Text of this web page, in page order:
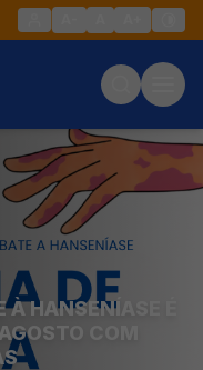
HANSENÍASE É
COM